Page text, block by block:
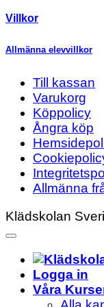
Villkor
Allmänna elevvillkor
Till kassan
Varukorg
Köppolicy
Ångra köp
Allmänna
Klädskolan
Logga in
Våra